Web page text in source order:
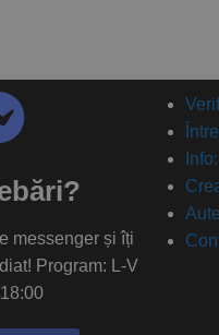
messenger și îți
Program: L-V